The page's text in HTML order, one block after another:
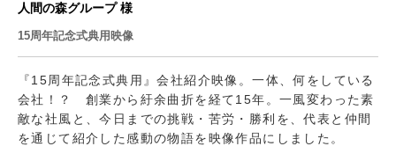
人間の森グループ 様
15周年記念式典用映像
『15周年記念式典用』会社紹介映像。一体、何をしている
会社！？ 創業から紆余曲折を経て15年。一風変わった素
敵な社風と、今日までの挑戦・苦労・勝利を、代表と仲間
を通じて紹介した感動の物語を映像作品にしました。